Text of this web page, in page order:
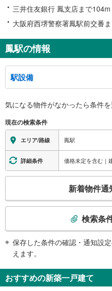
三井住友銀行 鳳支店まで
大阪府西堺警察署鳳駅前交番
鳳駅の情報
駅設備
※段差なしでの移動経路
地上⇔改札⇔ホーム：◯
エレベータ
・各ホーム⇔改札
・改札⇔東口
・改札⇔西口
エスカレータ
トイレ
その他
・ＡＥＤ
気になる物件がなかったら条件を
現在の検索条件
エリア/路線 鳳駅
詳細条件
検
知
を
新着物件通
検索条
保存した条件の確認・通知設
えます。
おすすめの新築一戸建て